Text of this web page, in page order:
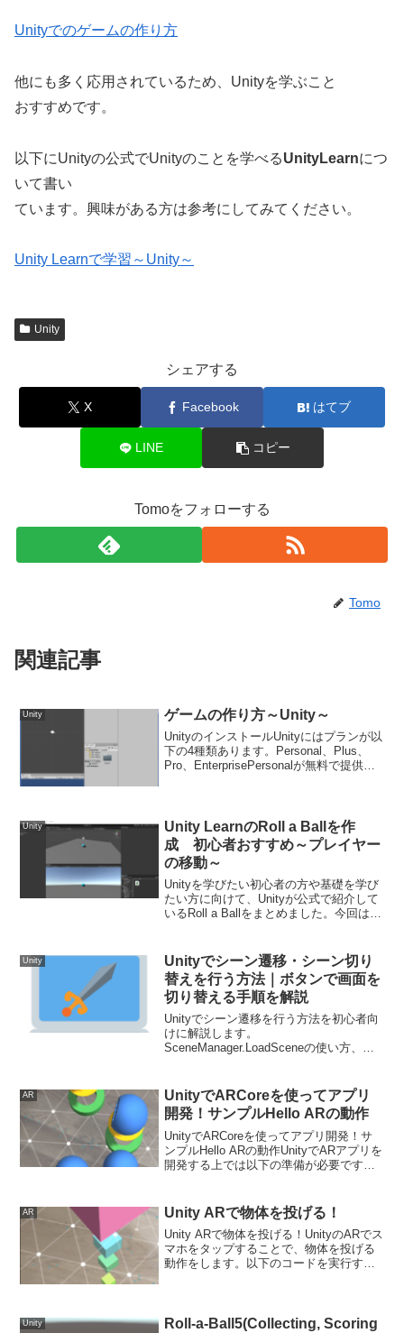
Unityでのゲームの作り方
他にも多く応用されているため、Unityを学ぶこと
おすすめです。
以下にUnityの公式でUnityのことを学べるUnityLearnにつ
いて書い
ています。興味がある方は参考にしてみてください。
Unity Learnで学習～Unity～
Unity
シェアする
X Facebook はてブ
LINE コピー
Tomoをフォローする
Tomo
関連記事
Unity ゲームの作り方～Unity～
UnityのインストールUnityにはプランが以
下の4種類あります。Personal、Plus、
Pro、EnterprisePersonalが無料で提供さ
Unity
Unity LearnのRoll a Ballを作
成 初心者おすすめ～プレイヤー
の移動～
Unityを学びたい初心者の方や基礎を学び
たい方に向けて、Unityが公式で紹介して
いるRoll a Ballをまとめました。今回は第
Unity LearnのRol...
Unity
Unityでシーン遷移・シーン切り
替えを行う方法｜ボタンで画面を
切り替える手順を解説
Unityでシーン遷移を行う方法を初心者向
けに解説します。
SceneManager.LoadSceneの使い方、ボ
AR
UnityでARCoreを使ってアプリ
開発！サンプルHello ARの動作
UnityでARCoreを使ってアプリ開発！サ
ンプルHello ARの動作UnityでARアプリを
開発する上では以下の準備が必要です。
AR Unity ARで物体を投げる！
Unity ARで物体を投げる！UnityのARでス
マホをタップすることで、物体を投げる
動作をします。以下のコードを実行する
Unity
Roll-a-Ball5(Collecting, Scoring